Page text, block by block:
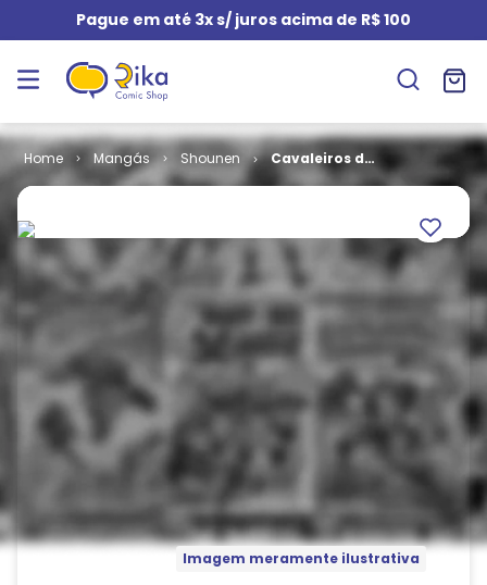
Pague em até 3x s/ juros acima de R$ 100
Mangás Shounen
Cavaleiros do
Zodíaco - The
Imagem meramente ilustrativa